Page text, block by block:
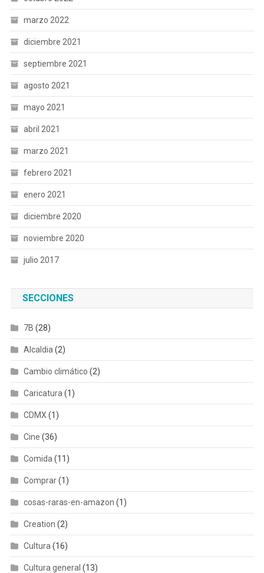
marzo 2022
diciembre 2021
septiembre 2021
agosto 2021
mayo 2021
abril 2021
marzo 2021
febrero 2021
enero 2021
diciembre 2020
noviembre 2020
julio 2017
SECCIONES
7B (28)
Alcaldia (2)
Cambio climático (2)
Caricatura (1)
CDMX (1)
Cine (36)
Comida (11)
Comprar(1)
cosas-raras-en-amazon (1)
Creation (2)
Cultura (16)
Cultura general (13)